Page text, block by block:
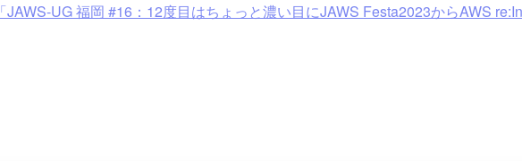
「JAWS-UG 福岡 #16：12度目はちょっと濃い目にJAWS Festa2023からAWS